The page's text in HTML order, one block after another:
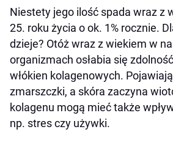
Niestety jego ilość spada wraz z
25. roku życia o ok. 1% rocznie.
dzieje? Otóż wraz z wiekiem w
organizmach osłabia się
włókien kolagenowych.
zmarszczki, a skóra zaczyna
kolagenu mogą mieć także
np. stres czy używki.